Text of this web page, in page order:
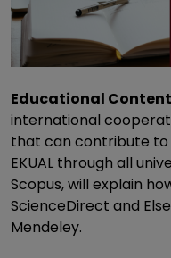
Educational
international
that can contribute to
EKUAL through all
Scopus, will explain
ScienceDirect and
Mendeley.